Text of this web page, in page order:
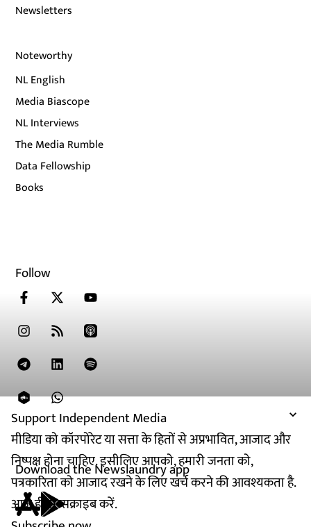
Support Independent Media
मीडिया को कॉरपोरेट या सत्ता के हितों से अप्रभावित, आजाद और
निष्पक्ष होना चाहिए. इसीलिए आपको, हमारी जनता को,
पत्रकारिता को आजाद रखने के लिए खर्च करने की आवश्यकता है.
आज ही सब्सक्राइब करें.
Newsletters
Noteworthy
NL English
Media Biascope
NL Interviews
The Media Rumble
Data Fellowship
Books
Follow
Download the Newslaundry app